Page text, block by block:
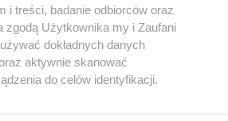
i treści, badanie odbiorców oraz
zgodą Użytkownika my i Zaufani
dokładnych danych
aktywnie skanować
do celów identyfikacji.